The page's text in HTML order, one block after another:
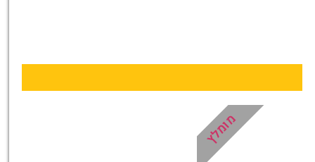
טיסה זולה?
פה!
מומלץ